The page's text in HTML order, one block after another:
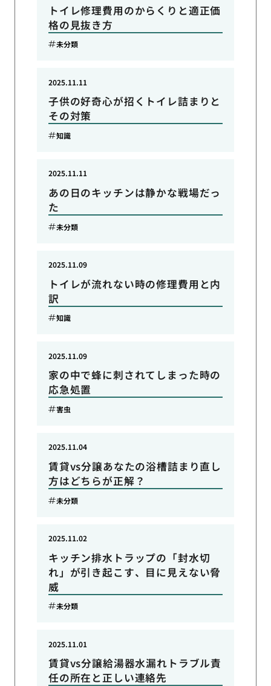
トイレ修理費用のからくりと適正価
格の見抜き方
未分類
子供の好奇心が招くトイレ詰まりと
その対策
2025.11.11
知識
あの日のキッチンは静かな戦場だっ
た
2025.11.11
未分類
トイレが流れない時の修理費用と内
訳
2025.11.09
知識
家の中で蜂に刺されてしまった時の
応急処置
2025.11.09
害虫
賃貸vs分譲あなたの浴槽詰まり直し
方はどちらが正解？
2025.11.04
未分類
キッチン排水トラップの「封水切
れ」が引き起こす、目に見えない脅
威
2025.11.02
未分類
賃貸vs分譲給湯器水漏れトラブル責
任の所在と正しい連絡先
2025.11.01